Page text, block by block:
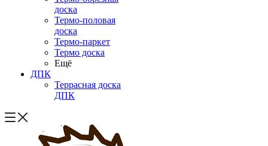
доска
Термо-половая
доска
Термо-паркет
Термо доска
Ещё
ДПК
Террасная доска
ДПК